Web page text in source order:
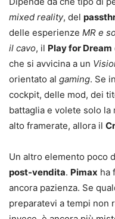
mixed reality, del
delle esperienze MR e
il cavo, il Play for Dream
che si avvicina a un
orientato al gaming. Se
cockpit, delle mod, dei
battaglia e volete solo
alto framerate, allora il
Un altro elemento poco
post-vendita. Pimax ha
ancora pazienza. Se
preparatevi a tempi non